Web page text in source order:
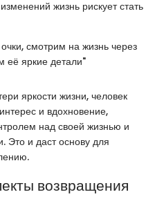
жизнь рискует стать
смотрим на жизнь через
её яркие детали"
яркости жизни, человек
и вдохновение,
над своей жизнью и
Это и даст основу для
возвращения